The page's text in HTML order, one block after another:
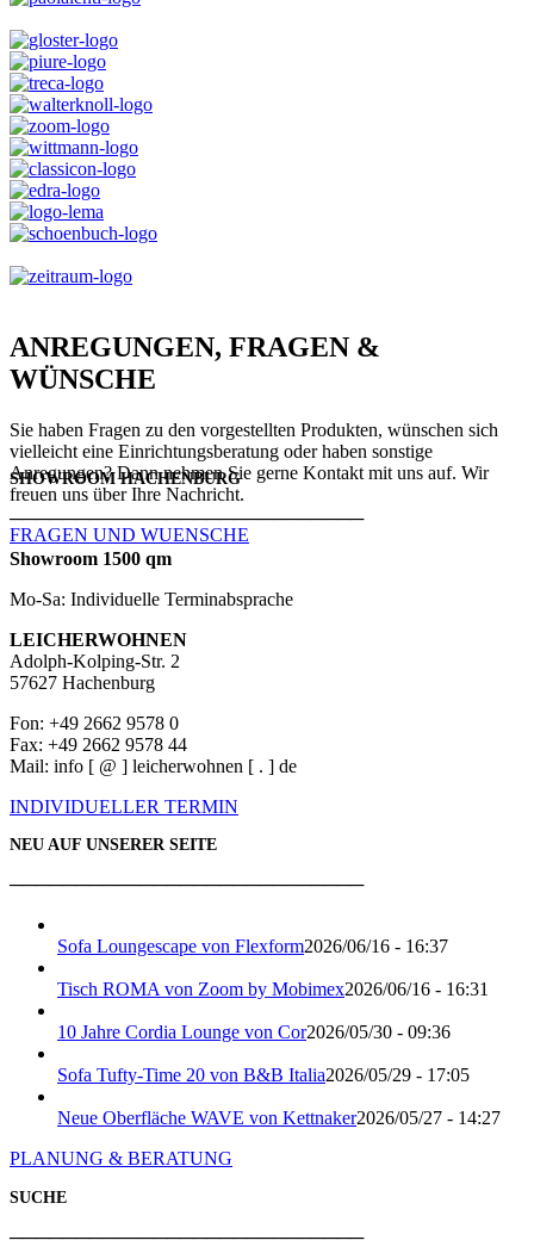
ANREGUNGEN, FRAGEN &
WÜNSCHE
Sie haben Fragen zu den vorgestellten Produkten, wünschen sich
vielleicht eine Einrichtungsberatung oder haben sonstige
Anregungen? Dann nehmen Sie gerne Kontakt mit uns auf. Wir
freuen uns über Ihre Nachricht.
FRAGEN UND WUENSCHE
SHOWROOM HACHENBURG
───────────────────────────
Showroom 1500 qm
Mo-Sa: Individuelle Terminabsprache
LEICHERWOHNEN
Adolph-Kolping-Str. 2
57627 Hachenburg
Fon: +49 2662 9578 0
Fax: +49 2662 9578 44
Mail: info [ @ ] leicherwohnen [ . ] de
INDIVIDUELLER TERMIN
NEU AUF UNSERER SEITE
───────────────────────────
Sofa Loungescape von Flexform2026/06/16 - 16:37
Tisch ROMA von Zoom by Mobimex2026/06/16 - 16:31
10 Jahre Cordia Lounge von Cor2026/05/30 - 09:36
Sofa Tufty-Time 20 von B&B Italia2026/05/29 - 17:05
Neue Oberfläche WAVE von Kettnaker2026/05/27 - 14:27
PLANUNG & BERATUNG
SUCHE
───────────────────────────